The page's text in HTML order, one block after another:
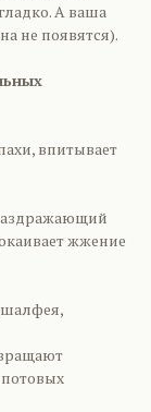
А ваша
не появятся).
впитывает
жжение